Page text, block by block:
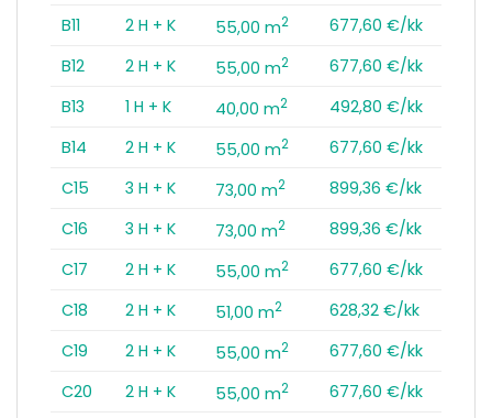
B11
2 H + K 55,00 m2
677,60 €/kk
B12
2 H + K 55,00 m2
677,60 €/kk
B13
1 H + K 40,00 m2
492,80 €/kk
B14
2 H + K 55,00 m2
677,60 €/kk
C15
3 H + K 73,00 m2
899,36 €/kk
C16
3 H + K 73,00 m2
899,36 €/kk
C17
2 H + K 55,00 m2
677,60 €/kk
C18
2 H + K 51,00 m2
628,32 €/kk
C19
2 H + K 55,00 m2
677,60 €/kk
C20
2 H + K 55,00 m2
677,60 €/kk